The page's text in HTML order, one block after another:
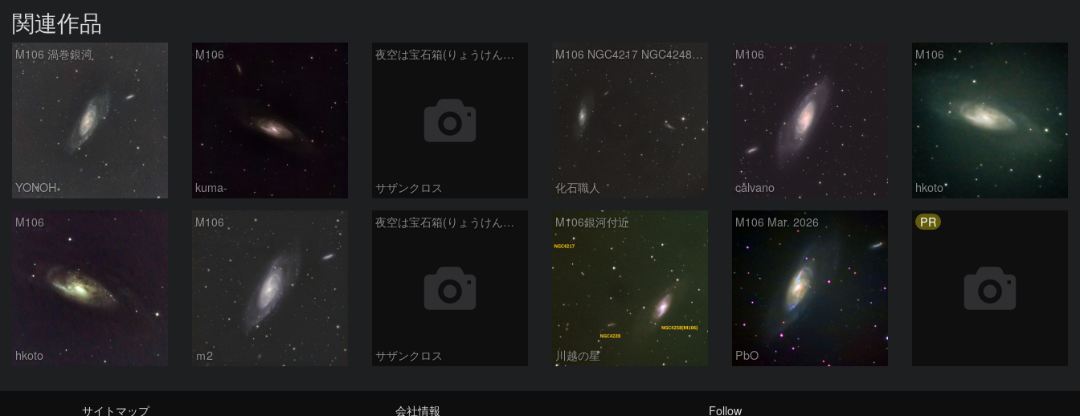
関連作品
M106 渦巻銀河
YONOH
M106
kuma-
夜空は宝石箱(りょうけん座 M106) Seestar50
サザンクロス
M106 NGC4217 NGC4248 りょうけん座
化石職人
M106
calvano
M106
hkoto
M106
hkoto
M106
ｍ2
夜空は宝石箱(りょうけん座 M106) Seestar50
サザンクロス
M106銀河付近
川越の星
M106 Mar. 2026
PbO
PR
サイトマップ 会社情報 Follow